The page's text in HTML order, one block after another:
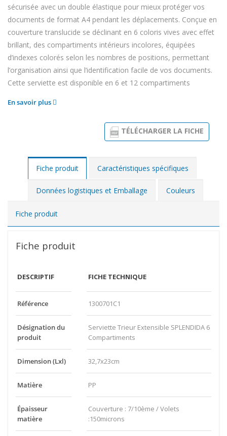
sécurisée avec un double élastique pour mieux protéger vos
documents de format A4 pendant les déplacements. Conçue en
couverture translucide se déclinant en 6 coloris vives avec effet
brillant, des compartiments intérieurs incolores, équipées
d’indexes colorés selon les nombres de positions, permettant
l’organisation ainsi que l’identification facile de vos documents.
Cette serviette est disponible en 6 et 12 compartiments
TÉLÉCHARGER LA FICHE
En savoir plus
Fiche produit Caractéristiques spécifiques
Données logistiques et Emballage Couleurs
Fiche produit
Fiche produit
DESCRIPTIF FICHE TECHNIQUE
Référence 1300701C1
Désignation du
produit
Serviette Trieur Extensible SPLENDIDA 6
Compartiments
Dimension (Lxl) 32,7x23cm
Matière PP
Épaisseur
matière
Couverture : 7/10ème / Volets
:150microns